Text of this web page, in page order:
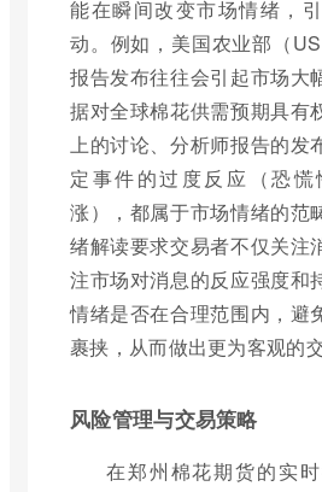
能在瞬间改变市场情绪，
动。例如，美国农业部（
报告发布往往会引起市场大
据对全球棉花供需预期具有
上的讨论、分析师报告的发
定事件的过度反应（恐慌
涨），都属于市场情绪的范
绪解读要求交易者不仅关注
注市场对消息的反应强度和
情绪是否在合理范围内，避
裹挟，从而做出更为客观的交
风险管理与交易策略
在郑州棉花期货的实